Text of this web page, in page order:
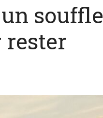
souffle
rester